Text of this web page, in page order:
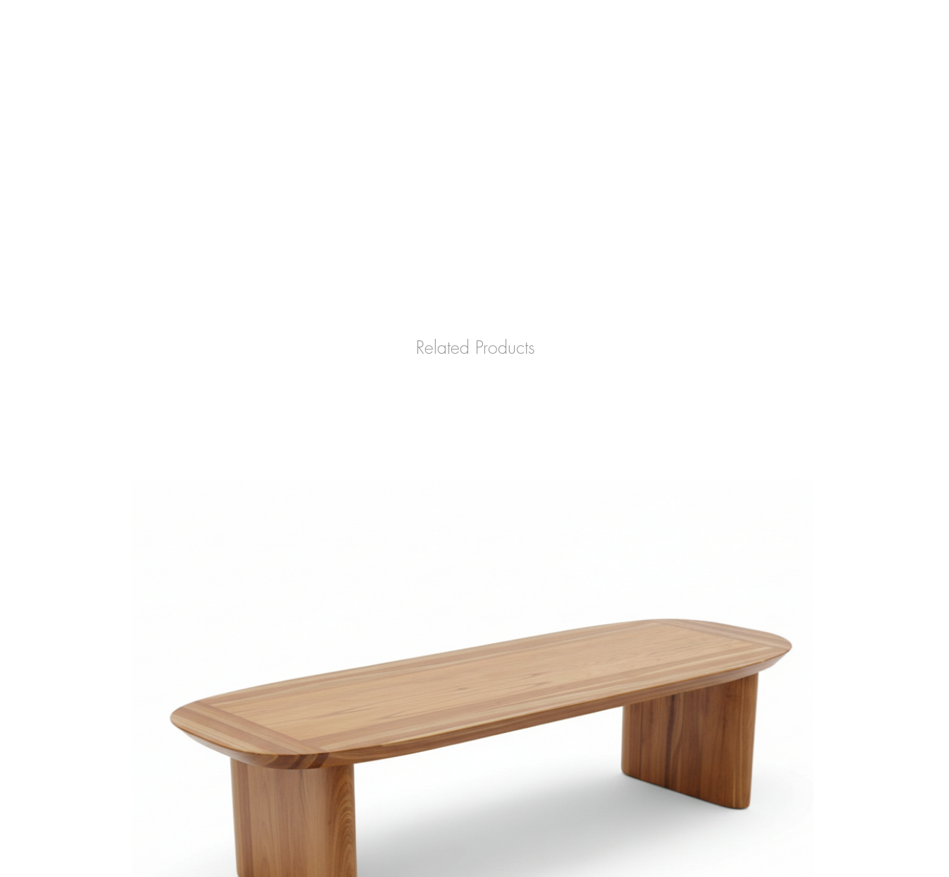
Related Products